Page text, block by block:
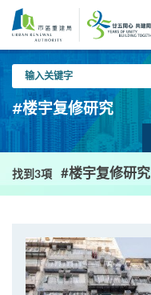
要
入
关
键
#楼宇复修研究
找到3項 #楼宇复修研究